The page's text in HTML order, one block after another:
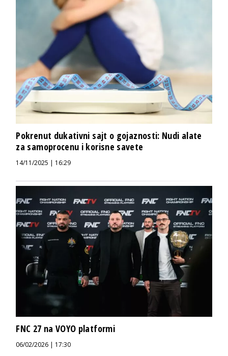
Pokrenut dukativni sajt o gojaznosti: Nudi alate
za samoprocenu i korisne savete
14/11/2025 | 16:29
FNC 27 na VOYO platformi
06/02/2026 | 17:30